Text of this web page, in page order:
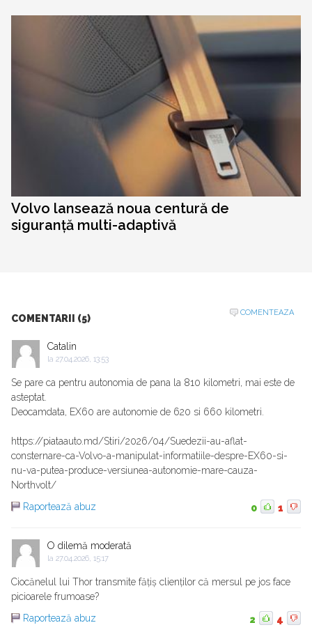
Volvo lansează noua centură de
siguranță multi-adaptivă
COMENTARII (5)
COMENTEAZA
Catalin
la 27.04.2026, 13:53
Se pare ca pentru autonomia de pana la 810 kilometri, mai este de
asteptat.
Deocamdata, EX60 are autonomie de 620 si 660 kilometri.
https://piataauto.md/Stiri/2026/04/Suedezii-au-aflat-
consternare-ca-Volvo-a-manipulat-informatiile-despre-EX60-si-
nu-va-putea-produce-versiunea-autonomie-mare-cauza-
Northvolt/
Raportează abuz
0 1
O dilemă moderată
la 27.04.2026, 15:17
Ciocănelul lui Thor transmite fățiș clienților că mersul pe jos face
picioarele frumoase?
Raportează abuz
2 4